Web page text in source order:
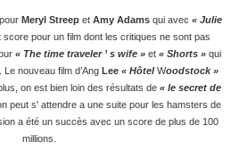
Meryl Streepet Amy Adamsqui avec « Julie
score pour un film dont les critiques ne sont pas
« The time traveler ’ s wife »et « Shorts »qui
nouveau film d’Ang Lee « HôtelWoodstock »
on est bien loin des résultats de « le secret de
peut s' attendre a une suite pour les hamsters de
a été un succès avec un score de plus de 100
millions.